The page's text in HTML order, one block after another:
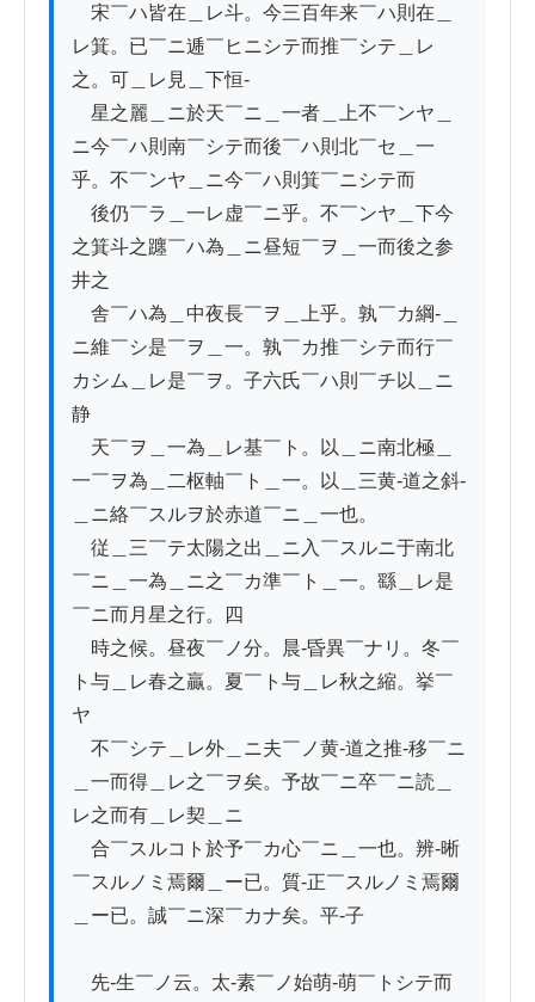
宋￣ハ皆在＿レ斗。今三百年来￣ハ則在＿
レ箕。已￣ニ逓￣ヒニシテ而推￣シテ＿レ
之。可＿レ見＿下恒-
星之麗＿ニ於天￣ニ＿一者＿上不￣ンヤ＿
ニ今￣ハ則南￣シテ而後￣ハ則北￣セ＿一
乎。不￣ンヤ＿ニ今￣ハ則箕￣ニシテ而
後仍￣ラ＿一レ虚￣ニ乎。不￣ンヤ＿下今
之箕斗之躔￣ハ為＿ニ昼短￣ヲ＿一而後之参
井之
舎￣ハ為＿中夜長￣ヲ＿上乎。孰￣カ綱-＿
ニ維￣シ是￣ヲ＿一。孰￣カ推￣シテ而行￣
カシム＿レ是￣ヲ。子六氏￣ハ則￣チ以＿ニ
静
天￣ヲ＿一為＿レ基￣ト。以＿ニ南北極＿
一￣ヲ為＿二枢軸￣ト＿一。以＿三黄-道之斜-
＿ニ絡￣スルヲ於赤道￣ニ＿一也。
従＿三￣テ太陽之出＿ニ入￣スルニ于南北
￣ニ＿一為＿ニ之￣カ準￣ト＿一。繇＿レ是
￣ニ而月星之行。四
時之候。昼夜￣ノ分。晨-昏異￣ナリ。冬￣
ト与＿レ春之贏。夏￣ト与＿レ秋之縮。挙￣
ヤ
不￣シテ＿レ外＿ニ夫￣ノ黄-道之推-移￣ニ
＿一而得＿レ之￣ヲ矣。予故￣ニ卒￣ニ読＿
レ之而有＿レ契＿ニ
合￣スルコト於予￣カ心￣ニ＿一也。辨-晰
￣スルノミ焉爾＿ー已。質-正￣スルノミ焉爾
＿ー已。誠￣ニ深￣カナ矣。平-子
先-生￣ノ云。太-素￣ノ始萌-萌￣トシテ而